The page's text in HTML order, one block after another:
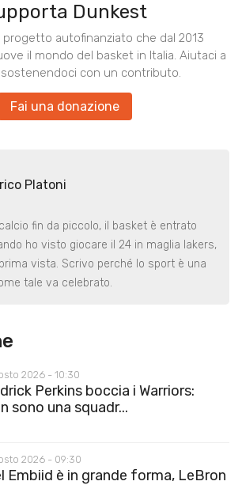
Dunkest
autofinanziato che dal 2013
il mondo del basket in Italia. Aiutaci a
con un contributo.
Fai una donazione
Platoni
fin da piccolo, il basket è entrato
ho visto giocare il 24 in maglia lakers,
vista. Scrivo perché lo sport è una
tale va celebrato.
2026 - 10:30
Perkins boccia i Warriors:
sono una squadr...
2026 - 09:30
Embiid è in grande forma, LeBron